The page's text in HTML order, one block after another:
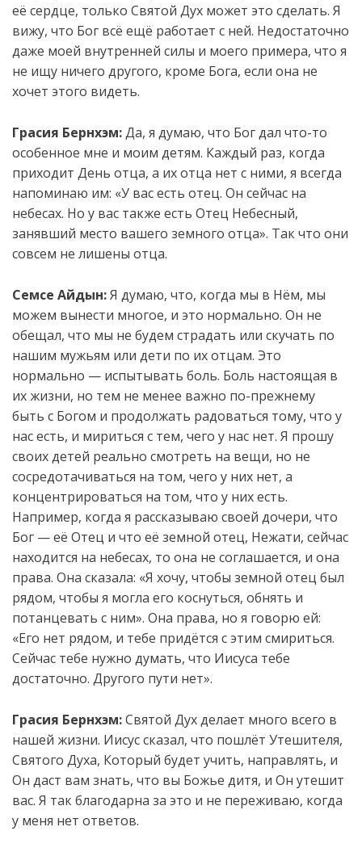
её сердце, только Святой Дух может это сделать. Я
вижу, что Бог всё ещё работает с ней. Недостаточно
даже моей внутренней силы и моего примера, что я
не ищу ничего другого, кроме Бога, если она не
хочет этого видеть.
Грасия Бернхэм:Да, я думаю, что Бог дал что-то
особенное мне и моим детям. Каждый раз, когда
приходит День отца, а их отца нет с ними, я всегда
напоминаю им: «У вас есть отец. Он сейчас на
небесах. Но у вас также есть Отец Небесный,
занявший место вашего земного отца». Так что они
совсем не лишены отца.
Семсе Айдын:Я думаю, что, когда мы в Нём, мы
можем вынести многое, и это нормально. Он не
обещал, что мы не будем страдать или скучать по
нашим мужьям или дети по их отцам. Это
нормально — испытывать боль. Боль настоящая в
их жизни, но тем не менее важно по-прежнему
быть с Богом и продолжать радоваться тому, что у
нас есть, и мириться с тем, чего у нас нет. Я прошу
своих детей реально смотреть на вещи, но не
сосредотачиваться на том, чего у них нет, а
концентрироваться на том, что у них есть.
Например, когда я рассказываю своей дочери, что
Бог — её Отец и что её земной отец, Нежати, сейчас
находится на небесах, то она не соглашается, и она
права. Она сказала: «Я хочу, чтобы земной отец был
рядом, чтобы я могла его коснуться, обнять и
потанцевать с ним». Она права, но я говорю ей:
«Его нет рядом, и тебе придётся с этим смириться.
Сейчас тебе нужно думать, что Иисуса тебе
достаточно. Другого пути нет».
Грасия Бернхэм:Святой Дух делает много всего в
нашей жизни. Иисус сказал, что пошлёт Утешителя,
Святого Духа, Который будет учить, направлять, и
Он даст вам знать, что вы Божье дитя, и Он утешит
вас. Я так благодарна за это и не переживаю, когда
у меня нет ответов.